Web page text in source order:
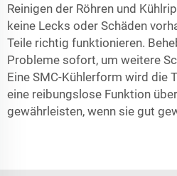
Reinigen der Röhren und
keine Lecks oder Schäden
Teile richtig funktionieren.
Probleme sofort, um weitere
Eine SMC-Kühlerform wird die
eine reibungslose Funktion
gewährleisten, wenn sie gut